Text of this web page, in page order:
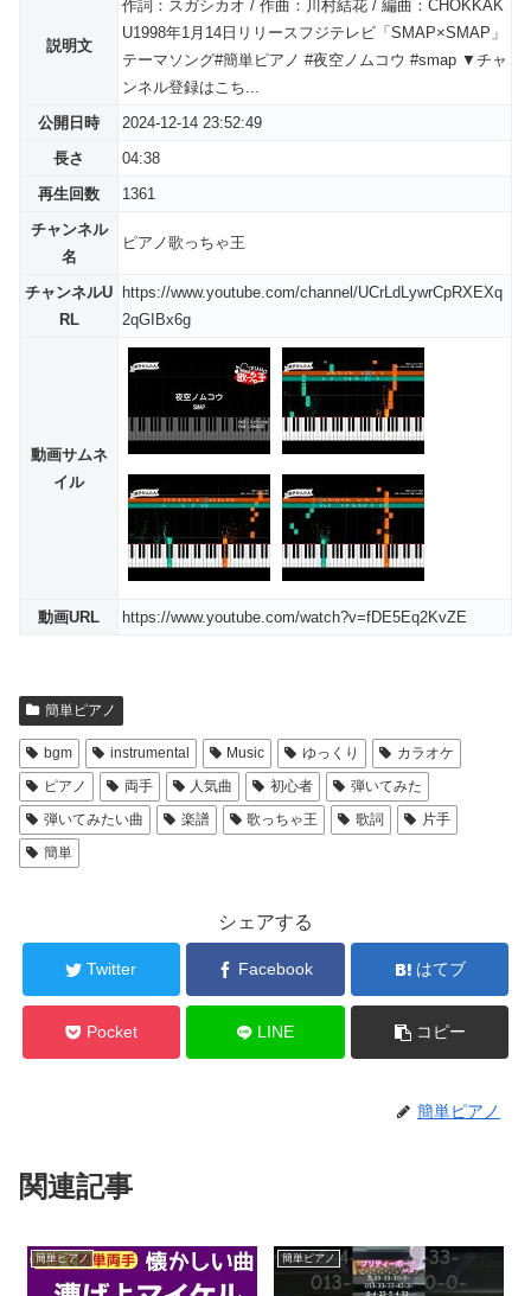
説明文
作詞：スガシカオ / 作曲：川村結花 / 編曲：CHOKKAK
U1998年1月14日リリースフジテレビ「SMAP×SMAP」
テーマソング#簡単ピアノ #夜空ノムコウ #smap ▼チャ
ンネル登録はこち...
公開日時
2024-12-14 23:52:49
長さ
04:38
再生回数
1361
チャンネル
名
ピアノ歌っちゃ王
チャンネルU
RL
https://www.youtube.com/channel/UCrLdLywrCpRXEXq
2qGIBx6g
動画サムネ
イル
動画URL https://www.youtube.com/watch?v=fDE5Eq2KvZE
簡単ピアノ
bgm instrumental Music ゆっくり
カラオケ
ピアノ
両手 人気曲 初心者
弾いてみた
弾いてみたい曲
楽譜 歌っちゃ王 歌詞
片手
簡単
シェアする
Twitter Facebook はてブ
Pocket LINE コピー
簡単ピアノ
関連記事
簡単ピアノ 簡単ピアノ